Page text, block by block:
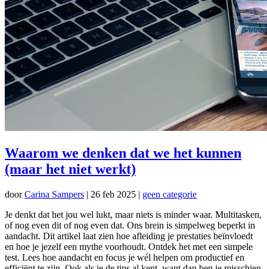
Waarom we denken dat we het kunnen
(maar het niet werkt)
doorCarina Sampers | 26 feb 2025 | geen categorie
Je denkt dat het jou wel lukt, maar niets is minder waar. Multitasken,
of nog even dit of nog even dat. Ons brein is simpelweg beperkt in
aandacht. Dit artikel laat zien hoe afleiding je prestaties beïnvloedt
en hoe je jezelf een mythe voorhoudt. Ontdek het met een simpele
test. Lees hoe aandacht en focus je wél helpen om productief en